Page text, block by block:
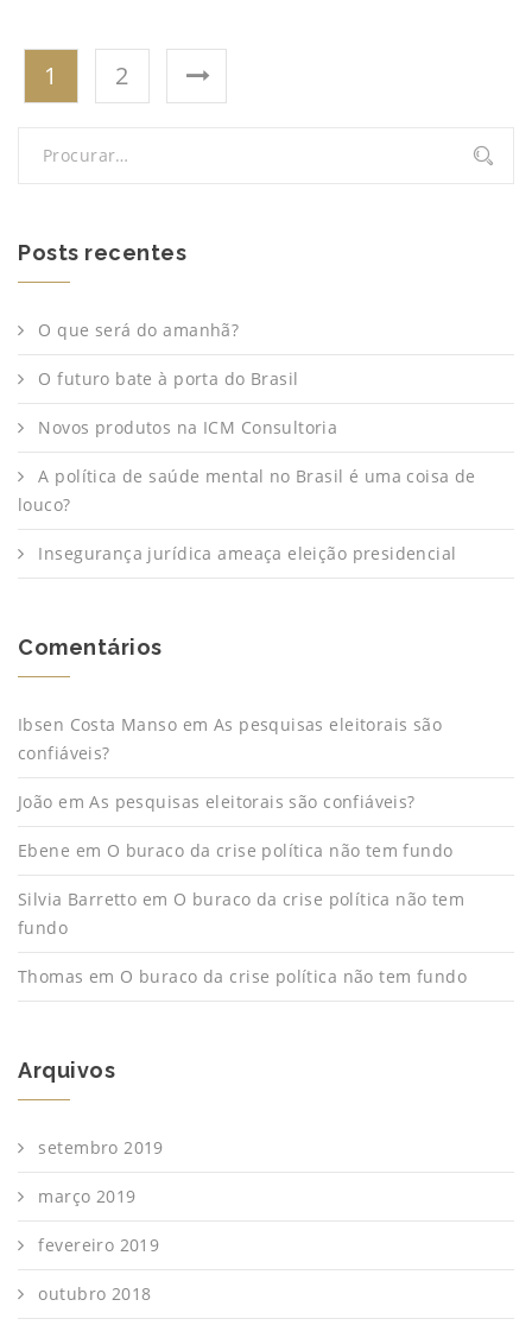
Navegação
por
posts
1 2
Posts recentes
O que será do amanhã?
O futuro bate à porta do Brasil
Novos produtos na ICM Consultoria
A política de saúde mental no Brasil é uma coisa de
louco?
Insegurança jurídica ameaça eleição presidencial
Comentários
Ibsen Costa Manso em As pesquisas eleitorais são
confiáveis?
João emAs pesquisas eleitorais são confiáveis?
Ebene em O buraco da crise política não tem fundo
Silvia Barretto em O buraco da crise política não tem
fundo
Thomas em O buraco da crise política não tem fundo
Arquivos
setembro 2019
março 2019
fevereiro 2019
outubro 2018